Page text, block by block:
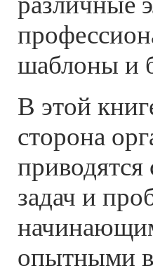
шаблоны и
В этой
сторона
задач и
опытными